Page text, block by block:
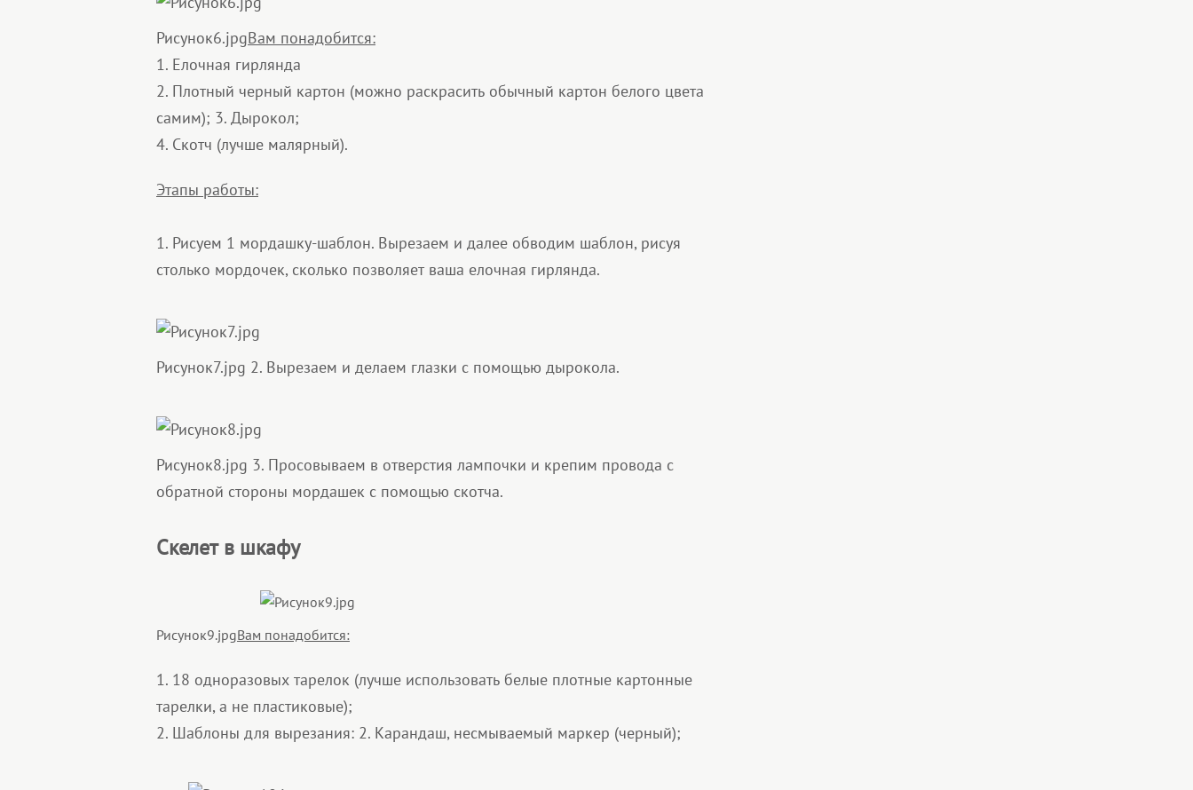
Рисунок6.jpgВам понадобится:
1. Елочная гирлянда
2. Плотный черный картон (можно раскрасить обычный картон белого цвета
самим); 3. Дырокол;
4. Скотч (лучше малярный).
Этапы работы:
1. Рисуем 1 мордашку-шаблон. Вырезаем и далее обводим шаблон, рисуя
столько мордочек, сколько позволяет ваша елочная гирлянда.
Рисунок7.jpg 2. Вырезаем и делаем глазки с помощью дырокола.
Рисунок8.jpg 3. Просовываем в отверстия лампочки и крепим провода с
обратной стороны мордашек с помощью скотча.
Скелет в шкафу
Рисунок9.jpgВам понадобится:
1. 18 одноразовых тарелок (лучше использовать белые плотные картонные
тарелки, а не пластиковые);
2. Шаблоны для вырезания: 2. Карандаш, несмываемый маркер (черный);